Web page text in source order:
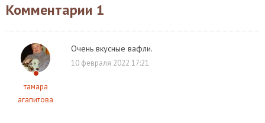
Комментарии 1
тамара
агапитова
Очень вкусные вафли.
10 февраля 2022 17:21